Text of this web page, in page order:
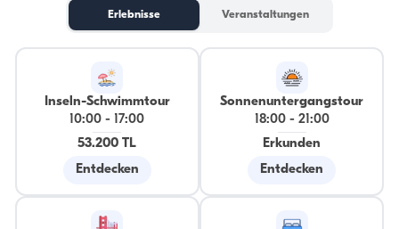
Erlebnisse Veranstaltungen
Inseln-Schwimmtour
10:00 -
17:00
53.200 TL
Entdecken
Sonnenuntergangstour
18:00- 21:00
Erkunden
Entdecken